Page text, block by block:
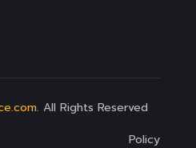
. All Rights Reserved
Policy